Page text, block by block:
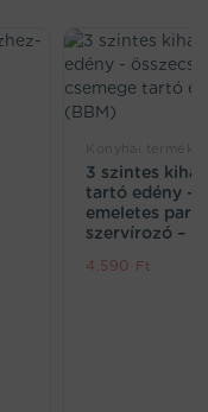
3 szintes
tartó edény –
emeletes
szervírozó –
4.590 Ft